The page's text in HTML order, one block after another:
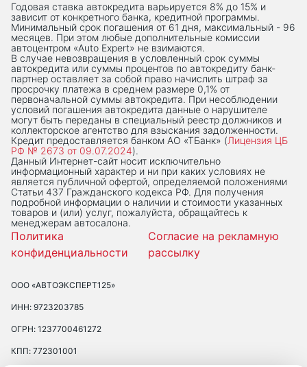
Годовая ставка автокредита варьируется 8% до 15% и
зависит от конкретного банка, кредитной программы.
Минимальный срок погашения от 61 дня, максимальный - 96
месяцев. При этом любые дополнительные комиссии
автоцентром «Auto Expert» не взимаются.
В случае невозвращения в условленный срок суммы
автокредита или суммы процентов по автокредиту банк-
партнер оставляет за собой право начислить штраф за
просрочку платежа в среднем размере 0,1% от
первоначальной суммы автокредита. При несоблюдении
условий погашения автокредита данные о нарушителе
могут быть переданы в специальный реестр должников и
коллекторское агентство для взыскания задолженности.
Кредит предоставляется банком АО «ТБанк» (Лицензия ЦБ
РФ № 2673 от 09.07.2024).
Данный Интернет-сaйт носит исключительно
информационный характер и ни при каких условиях не
является публичной офертой, определяемой положениями
Статьи 437 Гражданского кодекса РФ. Для получения
подробной информации о наличии и стоимости указанных
товаров и (или) услуг, пожалуйста, обращайтесь к
менеджерам автосалона.
Политика
конфиденциальности
Согласие на рекламную
рассылку
ООО «АВТОЭКСПЕРТ125»
ИНН: 9723203785
ОГРН: 1237700461272
КПП: 772301001